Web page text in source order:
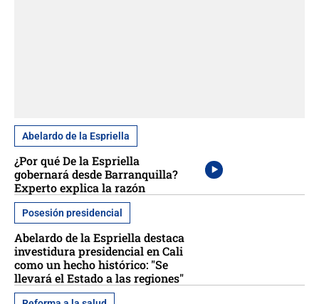
Abelardo de la Espriella
¿Por qué De la Espriella
gobernará desde Barranquilla?
Experto explica la razón
Posesión presidencial
Abelardo de la Espriella destaca
investidura presidencial en Cali
como un hecho histórico: "Se
llevará el Estado a las regiones"